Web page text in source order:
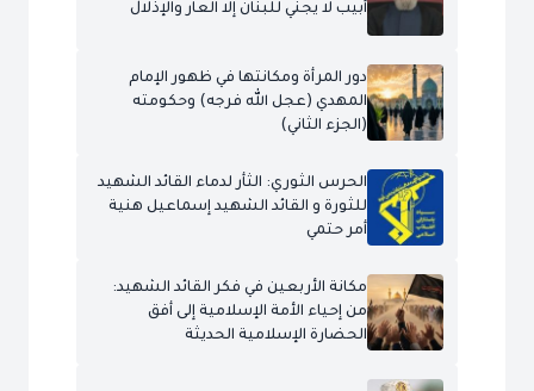
أبيب لا يجني للبنان إلا العار والإذلال
دور المرأة ومكانتها في ظهور الإمام
المهدي (عجل الله فرجه) وحكومته
(الجزء الثاني)
الحرس الثوري: الثأر لدماء القائد الشهيد
للثورة و القائد الشهيد إسماعيل هنية
أمر حتمي
مكانة الأربعين في فكر القائد الشهيد:
من إحياء الأمة الإسلامية إلى أفق
الحضارة الإسلامية الحديثة